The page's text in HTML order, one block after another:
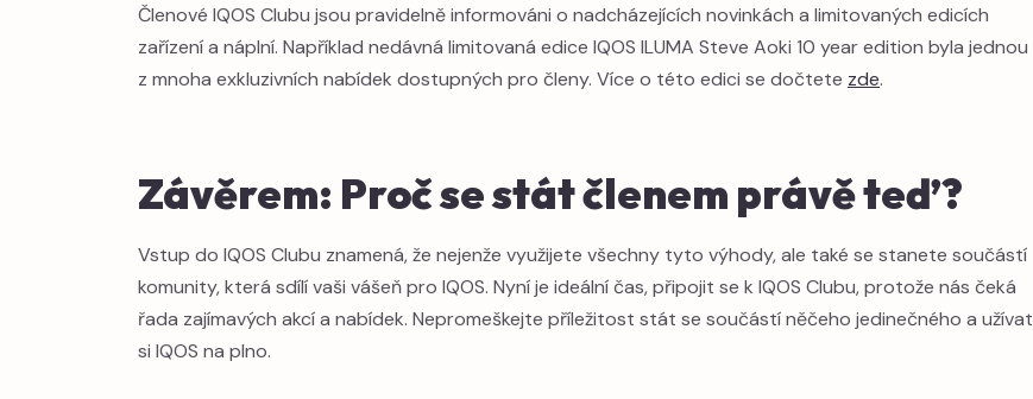
Členové IQOS Clubu jsou pravidelně informováni o nadcházejících novinkách a limitovaných edicích
zařízení a náplní. Například nedávná limitovaná edice IQOS ILUMA Steve Aoki 10 year edition byla jednou
z mnoha exkluzivních nabídek dostupných pro členy. Více o této edici se dočtete zde.
Závěrem: Proč se stát členem právě teď?
Vstup do IQOS Clubu znamená, že nejenže využijete všechny tyto výhody, ale také se stanete součástí
komunity, která sdílí vaši vášeň pro IQOS. Nyní je ideální čas, připojit se k IQOS Clubu, protože nás čeká
řada zajímavých akcí a nabídek. Nepromeškejte příležitost stát se součástí něčeho jedinečného a užívat
si IQOS na plno.